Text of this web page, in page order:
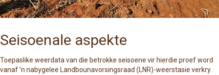
Seisoenale aspekte
Toepaslike weerdata van die betrokke seisoene vir hierdie proef word
vanaf ’n nabygeleë Landbounavorsingsraad (LNR)-weerstasie verkry.